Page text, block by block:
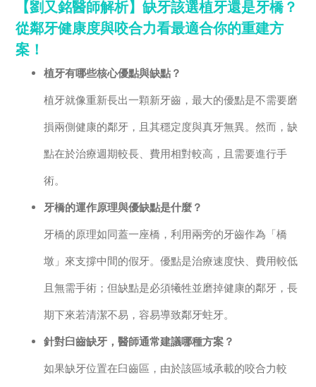
【劉又銘醫師解析】缺牙該選植牙還是牙橋？
從鄰牙健康度與咬合力看最適合你的重建方
案！
植牙有哪些核心優點與缺點？
植牙就像重新長出一顆新牙齒，最大的優點是不需要磨
損兩側健康的鄰牙，且其穩定度與真牙無異。然而，缺
點在於治療週期較長、費用相對較高，且需要進行手
術。
牙橋的運作原理與優缺點是什麼？
牙橋的原理如同蓋一座橋，利用兩旁的牙齒作為「橋
墩」來支撐中間的假牙。優點是治療速度快、費用較低
且無需手術；但缺點是必須犧牲並磨掉健康的鄰牙，長
期下來若清潔不易，容易導致鄰牙蛀牙。
針對臼齒缺牙，醫師通常建議哪種方案？
如果缺牙位置在臼齒區，由於該區域承載的咬合力較